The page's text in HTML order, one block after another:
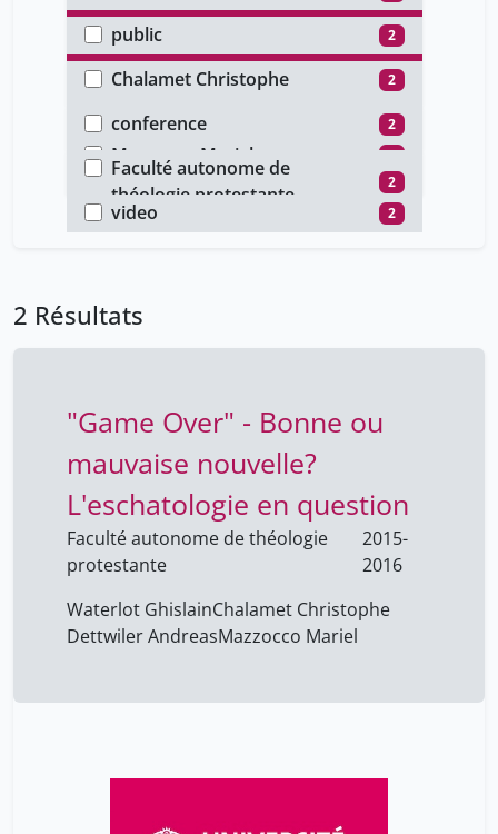
public
2
Auteur
Chalamet Christophe
2
Dettwiler Andreas 2
Mazzocco Mariel 2
waterlot ghislain 2
Type de document
conference
2
Faculté
Faculté autonome de
théologie protestante
2
Type de média
video
2
2 Résultats
"Game Over" - Bonne ou
mauvaise nouvelle?
L'eschatologie en question
Faculté autonome de théologie
protestante
2015-
2016
Waterlot GhislainChalamet Christophe
Dettwiler AndreasMazzocco Mariel